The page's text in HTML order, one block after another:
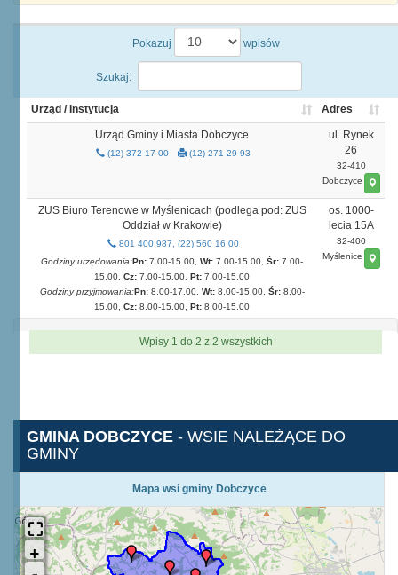
Pokazuj wpisów
Szukaj:
Urząd / Instytucja Adres
Urząd Gminy i Miasta Dobczyce
(12) 372-17-00 (12) 271-29-93
ul. Rynek
26
32-410
Dobczyce
ZUS Biuro Terenowe w Myślenicach (podlega pod: ZUS
Oddział w Krakowie)
801 400 987, (22) 560 16 00
Godziny urzędowania:Pn: 7.00-15.00, Wt: 7.00-15.00, Śr: 7.00-
15.00, Cz: 7.00-15.00, Pt: 7.00-15.00
Godziny przyjmowania:Pn:8.00-17.00, Wt:8.00-15.00, Śr:8.00-
15.00, Cz: 8.00-15.00, Pt: 8.00-15.00
os. 1000-
lecia 15A
32-400
Myślenice
Wpisy 1 do 2 z 2 wszystkich
GMINA DOBCZYCE - WSIE NALEŻĄCE DO
GMINY
Mapa wsi gminy Dobczyce